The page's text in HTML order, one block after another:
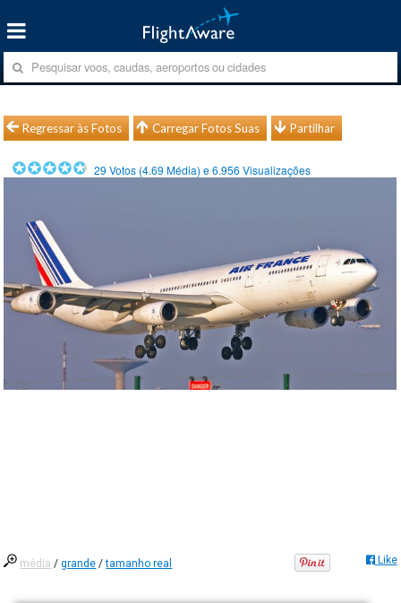
Regressar às Fotos Carregar Fotos Suas Partilhar
29 Votos (4.69 Média) e6.956 Visualizações
média /grande /tamanho real Like